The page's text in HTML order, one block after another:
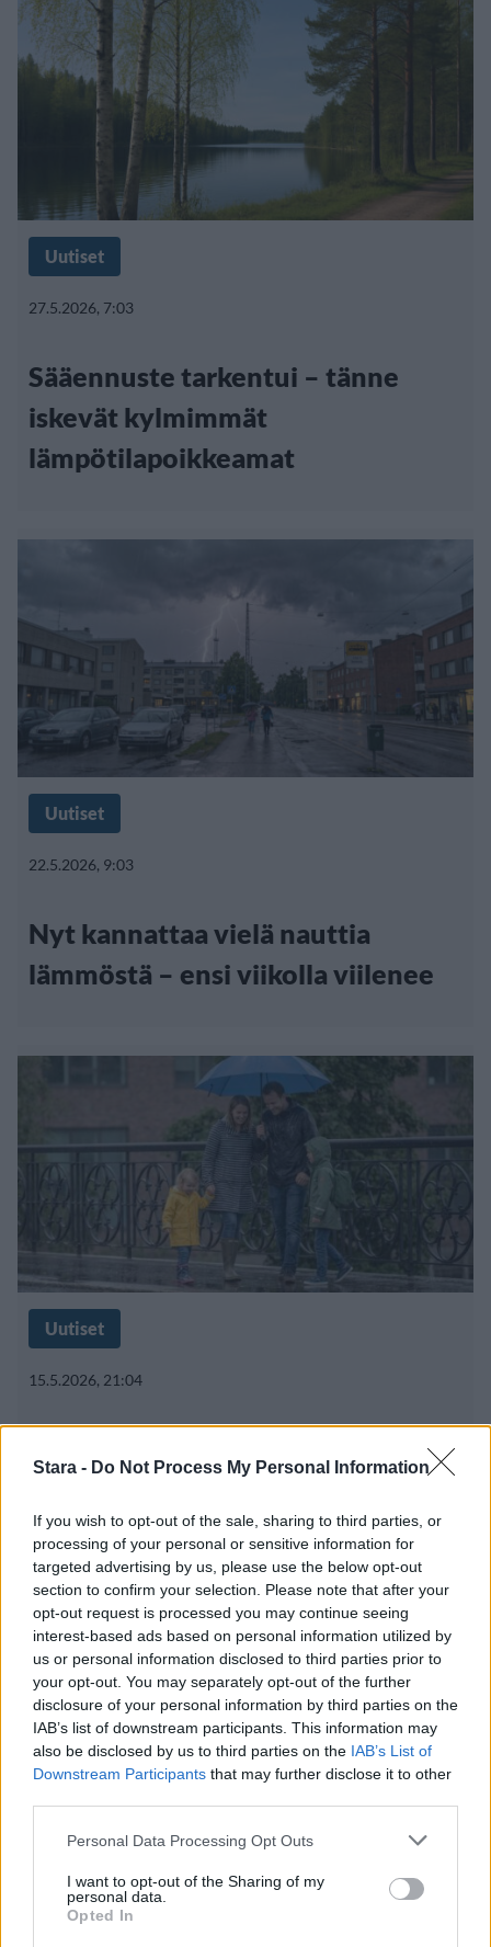
Stara - Do Not Process My Personal Information
If you wish to opt-out of the sale, sharing to third parties, or
processing of your personal or sensitive information for
targeted advertising by us, please use the below opt-out
section to confirm your selection. Please note that after your
opt-out request is processed you may continue seeing
interest-based ads based on personal information utilized by
us or personal information disclosed to third parties prior to
your opt-out. You may separately opt-out of the further
disclosure of your personal information by third parties on the
IAB’s list of downstream participants. This information may
also be disclosed by us to third parties on the IAB’s List of
Downstream Participants that may further disclose it to other
Personal Data Processing Opt Outs
I want to opt-out of the Sharing of my
personal data.
Opted In
Uutiset
27.5.2026, 7:03
Sääennuste tarkentui – tänne
iskevät kylmimmät
lämpötilapoikkeamat
Uutiset
22.5.2026, 9:03
Nyt kannattaa vielä nauttia
lämmöstä – ensi viikolla viilenee
Uutiset
15.5.2026, 21:04
viikonloppuna
Uutiset